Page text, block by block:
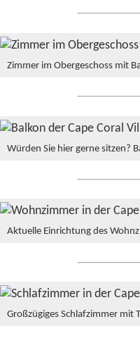
Zimmer im Obergeschoss mit
Würden Sie hier gerne sitzen?
Aktuelle Einrichtung des
Großzügiges Schlafzimmer mit